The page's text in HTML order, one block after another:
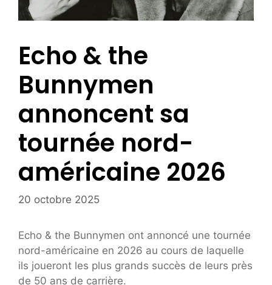
Echo & the
Bunnymen
annoncent sa
tournée nord-
américaine 2026
20 octobre 2025
Echo & the Bunnymen ont annoncé une tournée
nord-américaine en 2026 au cours de laquelle
ils joueront les plus grands succès de leurs près
de 50 ans de carrière.